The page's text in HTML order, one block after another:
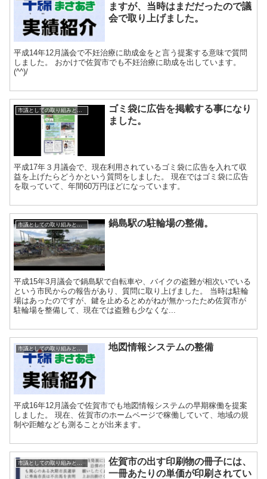
ますが、当時はまだだったので議
会で取り上げました。
平成14年12月議会で不妊治療に助成金をと言う提案する意味で質問
しました。 おかけで佐賀市でも不妊治療に助成を出しています。
(^^)/
市議としての取り組みと実績
ゴミ袋に広告を掲載する事になり
ました。
平成17年３月議会で、現在利用されているゴミ袋に広告を入れて収
益を上げたらどうかという質問をしました。 現在ではゴミ袋に広告
を取っていて、年間60万円ほどになっています。
市議としての取り組みと実績 鍋島駅の駐輪場の整備。
平成15年3月議会で鍋島駅で自転車や、バイクの盗難が相次いでいる
という市民からの報告があり、質問に取り上げました。 当時は駐輪
場はあったのですが、鍵を止めるとめがねが無かったため佐賀市が
駐輪場を整備して、現在では盗難も少なくな...
市議としての取り組みと実績 地図情報システムの整備
平成16年12月議会で佐賀市でも地図情報システムの早期稼働を提案
しました。 現在、佐賀市のホームページで稼働していて、地域の規
制や距離なども測ることが出来ます。
市議としての取り組みと実績
佐賀市の出す印刷物の冊子には、
一冊あたりの単価が印刷されてい